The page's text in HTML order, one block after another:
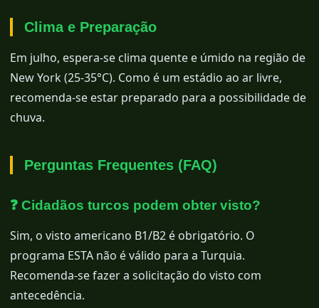
Clima e Preparação
Em julho, espera-se clima quente e úmido na região de
New York (25-35°C). Como é um estádio ao ar livre,
recomenda-se estar preparado para a possibilidade de
chuva.
Perguntas Frequentes (FAQ)
❓ Cidadãos turcos podem obter visto?
Sim, o visto americano B1/B2 é obrigatório. O
programa ESTA não é válido para a Turquia.
Recomenda-se fazer a solicitação do visto com
antecedência.